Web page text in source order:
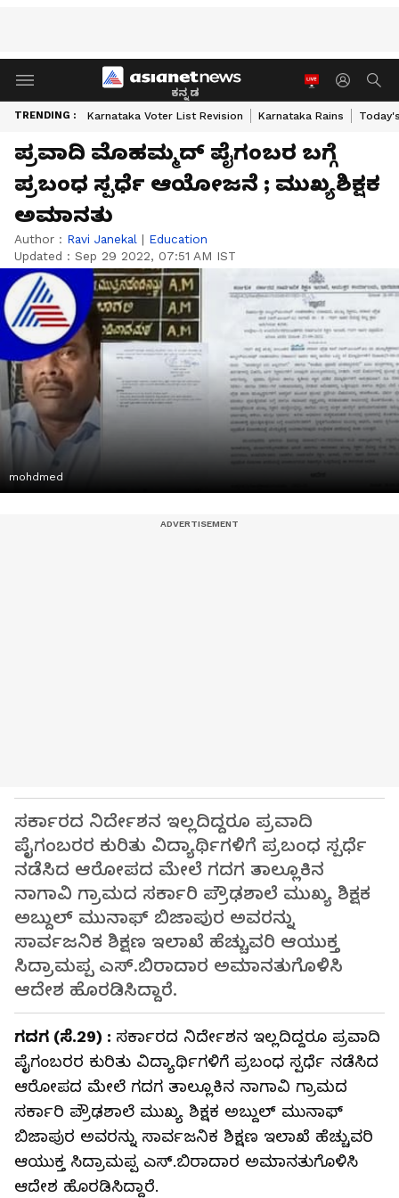
ಕನ್ನಡ
TRENDING : Karnataka Voter List Revision Karnataka Rains
ಪ್ರವಾದಿ ಮೊಹಮ್ಮದ್ ಪೈಗಂಬರ ಬಗ್ಗೆ
ಪ್ರಬಂಧ ಸ್ಪರ್ಧೆ ಆಯೋಜನೆ ; ಮುಖ್ಯಶಿಕ್ಷಕ
ಅಮಾನತು
Author : Ravi Janekal | Education
Updated : Sep 29 2022, 07:51 AM IST
mohdmed
ಸರ್ಕಾರದ ನಿರ್ದೇಶನ ಇಲ್ಲದಿದ್ದರೂ ಪ್ರವಾದಿ
ಪೈಗಂಬರರ ಕುರಿತು ವಿದ್ಯಾರ್ಥಿಗಳಿಗೆ ಪ್ರಬಂಧ ಸ್ಪರ್ಧೆ
ನಡೆಸಿದ ಆರೋಪದ ಮೇಲೆ ಗದಗ ತಾಲ್ಲೂಕಿನ
ನಾಗಾವಿ ಗ್ರಾಮದ ಸರ್ಕಾರಿ ಪ್ರೌಢಶಾಲೆ ಮುಖ್ಯ ಶಿಕ್ಷಕ
ಅಬ್ದುಲ್‌ ಮುನಾಫ್‌ ಬಿಜಾಪುರ ಅವರನ್ನು
ಸಾರ್ವಜನಿಕ ಶಿಕ್ಷಣ ಇಲಾಖೆ ಹೆಚ್ಚುವರಿ ಆಯುಕ್ತ
ಸಿದ್ರಾಮಪ್ಪ ಎಸ್‌.ಬಿರಾದಾರ ಅಮಾನತುಗೊಳಿಸಿ
ಆದೇಶ ಹೊರಡಿಸಿದ್ದಾರೆ.
ಗದಗ (ಸೆ.29) : ಸರ್ಕಾರದ ನಿರ್ದೇಶನ ಇಲ್ಲದಿದ್ದರೂ ಪ್ರವಾದಿ
ಪೈಗಂಬರರ ಕುರಿತು ವಿದ್ಯಾರ್ಥಿಗಳಿಗೆ ಪ್ರಬಂಧ ಸ್ಪರ್ಧೆ ನಡೆಸಿದ
ಆರೋಪದ ಮೇಲೆ ಗದಗ ತಾಲ್ಲೂಕಿನ ನಾಗಾವಿ ಗ್ರಾಮದ
ಸರ್ಕಾರಿ ಪ್ರೌಢಶಾಲೆ ಮುಖ್ಯ ಶಿಕ್ಷಕ ಅಬ್ದುಲ್‌ ಮುನಾಫ್‌
ಬಿಜಾಪುರ ಅವರನ್ನು ಸಾರ್ವಜನಿಕ ಶಿಕ್ಷಣ ಇಲಾಖೆ ಹೆಚ್ಚುವರಿ
ಆಯುಕ್ತ ಸಿದ್ರಾಮಪ್ಪ ಎಸ್‌.ಬಿರಾದಾರ ಅಮಾನತುಗೊಳಿಸಿ
ಆದೇಶ ಹೊರಡಿಸಿದ್ದಾರೆ.